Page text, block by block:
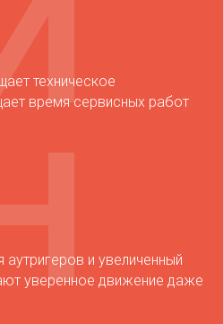
техническое
время сервисных работ
аутригеров и увеличенный
уверенное движение даже